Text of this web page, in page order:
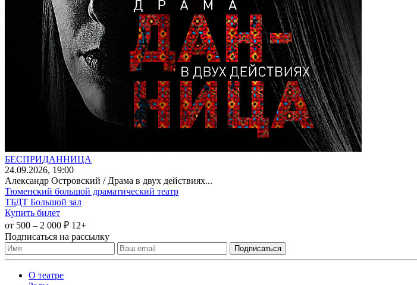
БЕСПРИДАННИЦА
24.09.2026, 19:00
Александр Островский / Драма в двух действиях...
Тюменский большой драматический театр
ТБДТ Большой зал
Купить билет
от 500 – 2 000 ₽ 12+
Подписаться на рассылку
О театре